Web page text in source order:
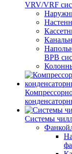
VRV/VRF
ВРВ
Системы